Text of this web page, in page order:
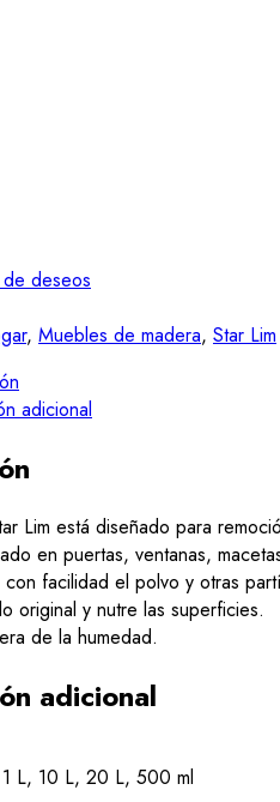
deseos
, Muebles de madera, Star Lim
adicional
Lim está diseñado para
en puertas, ventanas,
facilidad el polvo y otras
original y nutre las superficies.
de la humedad.
adicional
1 L, 10 L, 20 L, 500 ml